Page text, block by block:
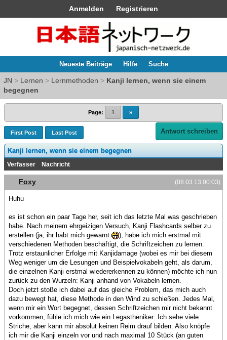
Anmelden Registrieren
Neueste Beiträge Hilfe Suche
JN > Lernen > Lernmethoden > Kanji lernen, wenn sie einem
begegnen
Page: 1 »
First Post Last Post Antwort schreiben
Kanji lernen, wenn sie einem begegnen
Verfasser Nachricht
(08.03.13 00:03)
Foxy
Huhu
es ist schon ein paar Tage her, seit ich das letzte Mal was geschrieben
habe. Nach meinem ehrgeizigen Versuch, Kanji Flashcards selber zu
erstellen (ja, ihr habt mich gewarnt
), habe ich mich erstmal mit
verschiedenen Methoden beschäftigt, die Schriftzeichen zu lernen.
Trotz erstaunlicher Erfolge mit Kanjidamage (wobei es mir bei diesem
Weg weniger um die Lesungen und Beispielvokabeln geht, als darum,
die einzelnen Kanji erstmal wiedererkennen zu können) möchte ich nun
zurück zu den Wurzeln: Kanji anhand von Vokabeln lernen.
Doch jetzt stoße ich dabei auf das gleiche Problem, das mich auch
dazu bewegt hat, diese Methode in den Wind zu schießen. Jedes Mal,
wenn mir ein Wort begegnet, dessen Schriftzeichen mir nicht bekannt
vorkommen, fühle ich mich wie ein Legastheniker: Ich sehe viele
Striche, aber kann mir absolut keinen Reim drauf bilden. Also knöpfe
ich mir die Kanji einzeln vor und nach maximal 10 Stück (an guten